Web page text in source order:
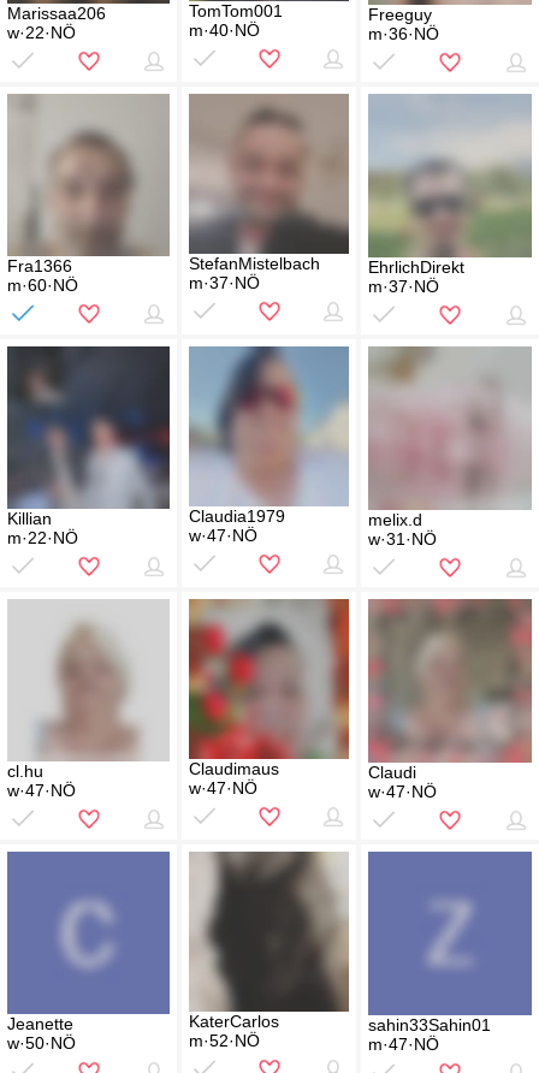
Marissaa206
w·22·NÖ
TomTom001
m·40·NÖ
Freeguy
m·36·NÖ
Fra1366
m·60·NÖ
StefanMistelbach
m·37·NÖ
EhrlichDirekt
m·37·NÖ
Killian
m·22·NÖ
Claudia1979
w·47·NÖ
melix.d
w·31·NÖ
cl.hu
w·47·NÖ
Claudimaus
w·47·NÖ
Claudi
w·47·NÖ
Jeanette
w·50·NÖ
KaterCarlos
m·52·NÖ
sahin33Sahin01
m·47·NÖ